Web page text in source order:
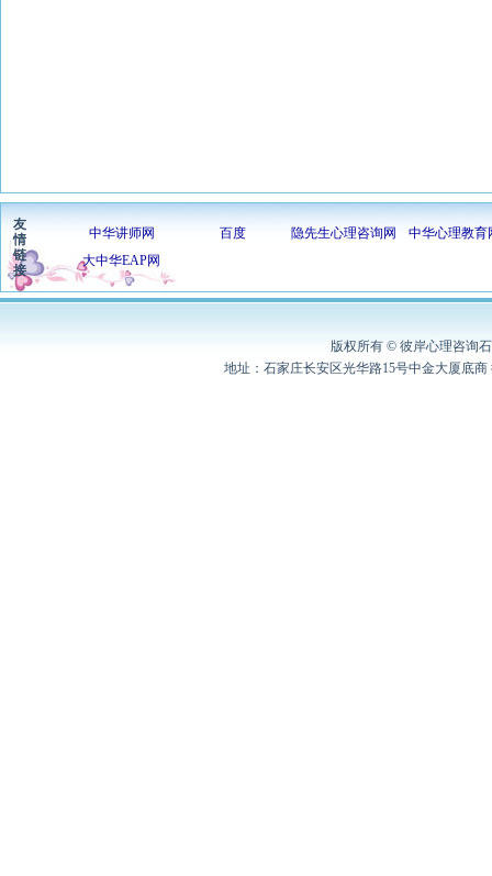
友
情
链
接
中华讲师网 百度 隐先生心理咨询网
中华心理教育
大中华EAP网
版权所有 © 彼岸心理咨询
地址：石家庄长安区光华路15号中金大厦底